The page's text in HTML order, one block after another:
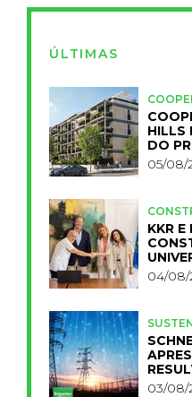
ÚLTIMAS
HILLS
DO
05/08/
KKR E
FCT
04/08/
03/08/